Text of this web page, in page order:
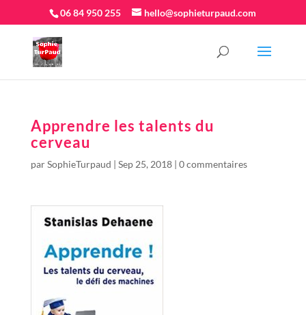
06 84 950 255 hello@sophieturpaud.com
Apprendre les talents du
cerveau
parSophieTurpaud | Sep 25, 2018| 0 commentaires